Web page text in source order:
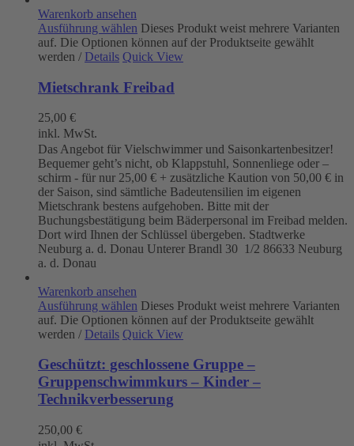
Warenkorb ansehen
Ausführung wählen Dieses Produkt weist mehrere Varianten
auf. Die Optionen können auf der Produktseite gewählt
werden / Details Quick View
Mietschrank Freibad
25,00 €
inkl. MwSt.
Das Angebot für Vielschwimmer und Saisonkartenbesitzer!
Bequemer geht’s nicht, ob Klappstuhl, Sonnenliege oder –
schirm - für nur 25,00 € + zusätzliche Kaution von 50,00 € in
der Saison, sind sämtliche Badeutensilien im eigenen
Mietschrank bestens aufgehoben. Bitte mit der
Buchungsbestätigung beim Bäderpersonal im Freibad melden.
Dort wird Ihnen der Schlüssel übergeben. Stadtwerke
Neuburg a. d. Donau Unterer Brandl 30 1/2 86633 Neuburg
a. d. Donau
Warenkorb ansehen
Ausführung wählen Dieses Produkt weist mehrere Varianten
auf. Die Optionen können auf der Produktseite gewählt
werden / Details Quick View
Geschützt: geschlossene Gruppe –
Gruppenschwimmkurs – Kinder –
Technikverbesserung
250,00 €